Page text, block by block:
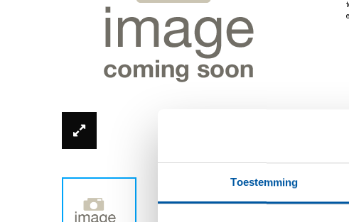
Toestemming
*Productfoto kan afwijken van de werkelijkheid